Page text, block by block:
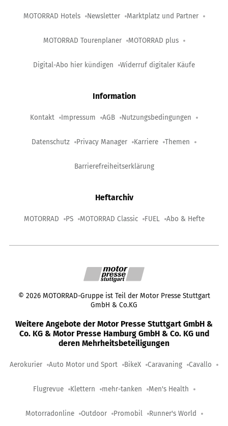
MOTORRAD Hotels Newsletter Marktplatz und Partner
MOTORRAD Tourenplaner MOTORRAD plus
Digital-Abo hier kündigen Widerruf digitaler Käufe
Information
Kontakt Impressum AGB Nutzungsbedingungen
Datenschutz Privacy Manager Karriere Themen
Barrierefreiheitserklärung
Heftarchiv
MOTORRAD PS MOTORRAD Classic FUEL Abo & Hefte
© 2026 MOTORRAD-Gruppe ist Teil der Motor Presse Stuttgart
GmbH & Co.KG
Weitere Angebote der Motor Presse Stuttgart GmbH &
Co. KG & Motor Presse Hamburg GmbH & Co. KG und
deren Mehrheitsbeteiligungen
Aerokurier Auto Motor und Sport BikeX Caravaning Cavallo
Flugrevue Klettern mehr-tanken Men's Health
Motorradonline Outdoor Promobil Runner's World